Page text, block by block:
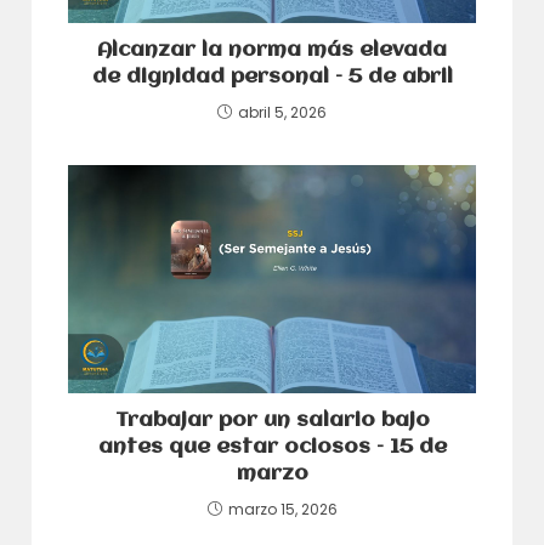
Alcanzar la norma más elevada
de dignidad personal – 5 de abril
abril 5, 2026
Trabajar por un salario bajo
antes que estar ociosos – 15 de
marzo
marzo 15, 2026